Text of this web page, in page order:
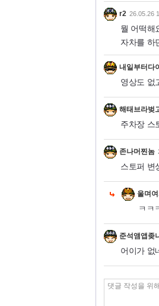
r2 26.05.26
뭘 어떡해
자차를 하
내일부터다
영상도 없
해태브라벚
주차장 스
존나머찐놈
스토퍼 변
울며여
ㅋㅋ
준석앰앱좆
어이가 없